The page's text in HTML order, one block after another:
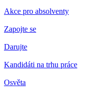
Akce pro absolventy
Zapojte se
Darujte
Kandidáti na trhu práce
Osvěta